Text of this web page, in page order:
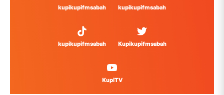
kupikupifmsabah kupikupifmsabah
kupikupifmsabah Kupikupifmsabah
KupiTV